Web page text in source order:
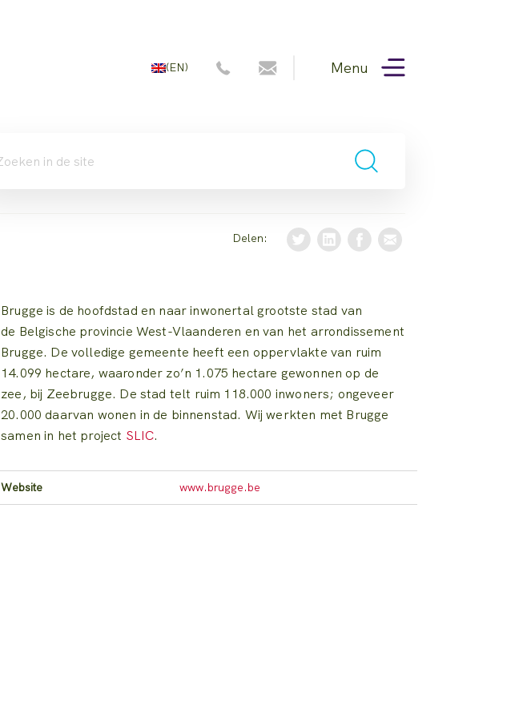
(EN) Menu
Delen:
Brugge is de hoofdstad en naar inwonertal grootste stad van
de Belgische provincie West-Vlaanderen en van het arrondissement
Brugge. De volledige gemeente heeft een oppervlakte van ruim
14.099 hectare, waaronder zo’n 1.075 hectare gewonnen op de
zee, bij Zeebrugge. De stad telt ruim 118.000 inwoners; ongeveer
20.000 daarvan wonen in de binnenstad. Wij werkten met Brugge
samen in het project SLIC.
Website www.brugge.be